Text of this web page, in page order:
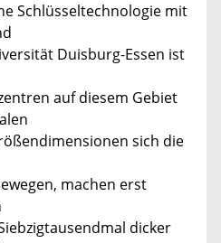
Schlüsseltechnologie mit
Duisburg-Essen ist
auf diesem Gebiet
sich die
machen erst
dicker